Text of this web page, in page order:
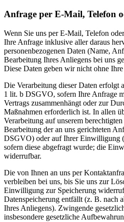
Anfrage per E-Mail, Telefon
Wenn Sie uns per E-Mail, Telefon
Ihre Anfrage inklusive aller daraus
personenbezogenen Daten (Name,
Bearbeitung Ihres Anliegens bei uns
Diese Daten geben wir nicht ohne
Die Verarbeitung dieser Daten erfolgt
1 lit. b DSGVO, sofern Ihre Anfrage
Vertrags zusammenhängt oder zur
Maßnahmen erforderlich ist. In allen
Verarbeitung auf unserem
Bearbeitung der an uns gerichteten
DSGVO) oder auf Ihrer Einwilligung
sofern diese abgefragt wurde; die
widerrufbar.
Die von Ihnen an uns per
verbleiben bei uns, bis Sie uns zur
Einwilligung zur Speicherung
Datenspeicherung entfällt (z. B. nach
Ihres Anliegens). Zwingende
insbesondere gesetzliche